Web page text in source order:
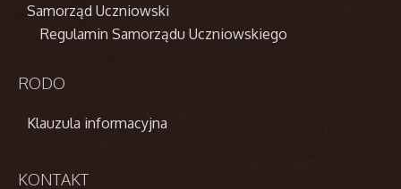
Samorząd Uczniowski
Regulamin Samorządu Uczniowskiego
RODO
Klauzula informacyjna
KONTAKT